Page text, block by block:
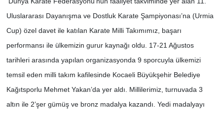
Uluslararası Dayanışma ve Dostluk Karate Şampiyonası’na (Urmia
Cup) özel davet ile katılan Karate Milli Takımımız, başarı
performansı ile ülkemizin gurur kaynağı oldu. 17-21 Ağustos
tarihleri arasında yapılan organizasyonda 9 sporcuyla ülkemizi
temsil eden milli takım kafilesinde Kocaeli Büyükşehir Belediye
Kağıtsporlu Mehmet Yakan’da yer aldı. Millilerimiz, turnuvada 3
altın ile 2’şer gümüş ve bronz madalya kazandı. Yedi madalyayı